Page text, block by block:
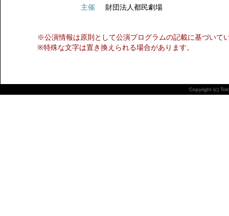
主催
財団法人都民劇場
※公演情報は原則として公演プログラムの記載に基づいて
※特殊な文字は置き換えられる場合があります。
Copyright (c)